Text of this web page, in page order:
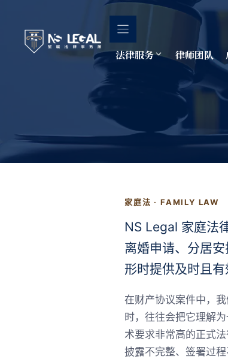
法律服务 律师团队
家庭法 · FAMILY LAW
NS Legal 家庭法
离婚申请、分居
形时提供及时且有
在财产协议案件中，
时，往往会把它理解
术要求非常高的正式
披露不完整、签署过